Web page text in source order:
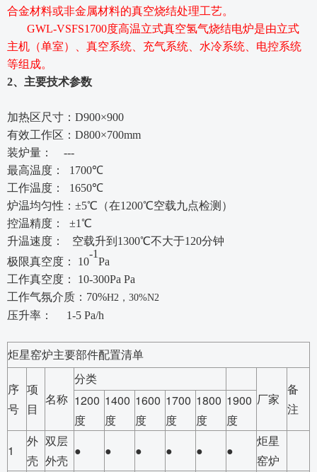
合金材料或非金属材料的真空烧结处理工艺。
GWL-VSFS1700度高温立式真空氢气烧结电炉是由立式
主机（单室）、真空系统、充气系统、水冷系统、电控系统
等组成。
2、主要技术参数
加热区尺寸： D900×900
有效工作区： D800×700mm
装炉量：
---
最高温度：
1700℃
工作温度：
1650℃
炉温均匀性： ±5℃（在1200℃空载九点检测）
控温精度：
±1℃
升温速度：
空载升到 1300℃不大于120分钟
极限真空度：
10
-1
Pa
工作真空度：
10-300Pa Pa
工作气氛介质 ： 70%H2 ， 30%N2
压升率： 1-5 Pa/h
炬星窑炉主要部件配置清单
序
号
项
目
名称
分类
厂家
备
注
1200
度
1400
度
1600
度
1700
度
1800
度
1900
度
1
外
壳
双层
外壳
● ● ● ● ● ●
炬星
窑炉